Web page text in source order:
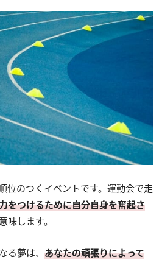
位のつくイベントです。運動会で走
をつけるために自分自身を奮起さ
味します。
る夢は、 あなたの頑張りによって